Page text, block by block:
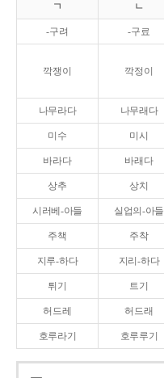
ㄱ ㄴ
-구려 -구료
깍쟁이 깍정이
나무라다 나무래다
미수 미시
바라다 바래다
상추 상치
시러베-아들 실업의-아들
주책 주착
지루-하다 지리-하다
튀기 트기
허드레 허드래
호루라기 호루루기